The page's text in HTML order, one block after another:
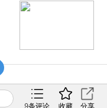
9条评论 收藏 分享